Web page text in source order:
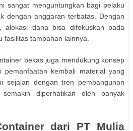
sangat menguntungkan bagi pelaku
dengan anggaran terbatas. Dengan
alokasi dana bisa difokuskan pada
fasilitas tambahan lainnya.
bekas juga mendukung konsep
pemanfaatan kembali material yang
sejalan dengan tren pembangunan
diperhatikan oleh banyak
dari PT Mulia